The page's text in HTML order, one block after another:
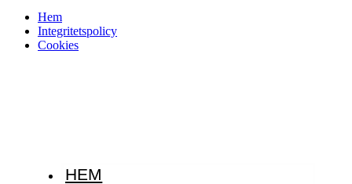
Hem
Integritetspolicy
Cookies
HEM